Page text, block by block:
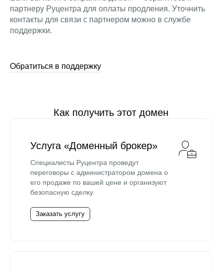
партнеру Руцентра для оплаты продления. Уточнить
контакты для связи с партнером можно в службе
поддержки.
Обратиться в поддержку
Как получить этот домен
Услуга «Доменный брокер»
Специалисты Руцентра проведут
переговоры с администратором домена о
его продаже по вашей цене и организуют
безопасную сделку.
Заказать услугу